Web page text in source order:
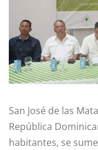
San José de las
República
habitantes, se